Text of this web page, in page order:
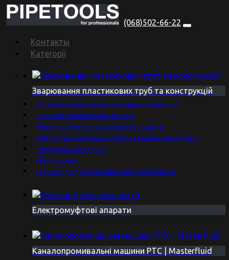
(068)502-66-22
Контакты
Категорії
Зварювання пластикових труб та конструкцій
– Стикове зварювальне обладнання для труб
– Цехова зварювальна машина
– Електромуфтові зварювальні апарати
– Муфтове зварювання труб та нагрівальні втулки
– Редукційні вкладиші
– Екструдери
– Приладдя для зварювального обладнання
Електромуфтові апарати
Каналопромивальні машини PTC | Masterfluid